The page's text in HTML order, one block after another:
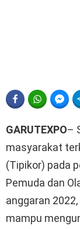
FACEBOOK
GARUTEXPO–
masyarakat
(Tipikor) pada
Pemuda dan
anggaran
mampu